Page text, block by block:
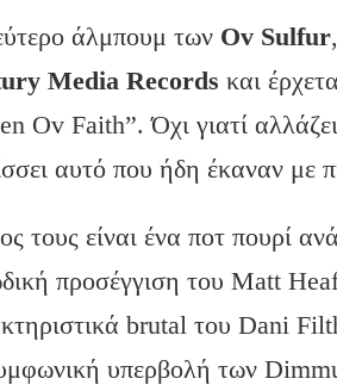
άλμπουμ των Ov Sulfur
Media Records και
Ov Faith”. Όχι γιατί
αυτό που ήδη έκαναν με
τους είναι ένα ποτ πουρί
προσέγγιση τoυ Matt
brutal του Dani
υπερβολή των